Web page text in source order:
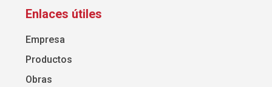
Enlaces útiles
Empresa
Productos
Obras